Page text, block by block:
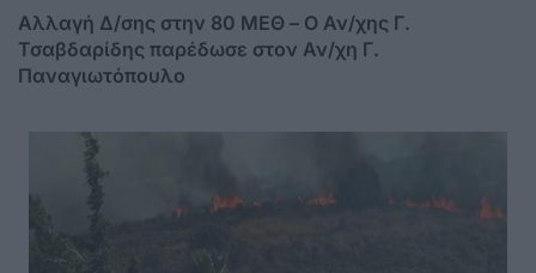
Αλλαγή Δ/σης στην 80 ΜΕΘ – Ο Αν/χης Γ.
Τσαβδαρίδης παρέδωσε στον Αν/χη Γ.
Παναγιωτόπουλο